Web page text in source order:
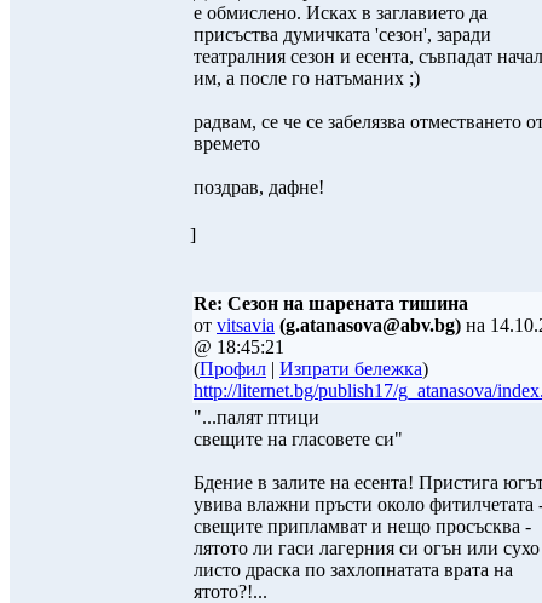
е обмислено. Исках в заглавието да
присъства думичката 'сезон', заради
театралния сезон и есента, съвпадат
им, а после го натъманих ;)
радвам, се че се забелязва отместването
времето
поздрав, дафне!
]
Re: Сезон на шарената тишина
от vitsavia (g.atanasova@abv.bg) на
@ 18:45:21
(Профил | Изпрати бележка)
http://liternet.bg/publish17/g_atanasova/
"...палят птици
свещите на гласовете си"
Бдение в залите на есента! Пристига
увива влажни пръсти около фитилчетата
свещите припламват и нещо просъсква -
лятото ли гаси лагерния си огън или сухо
листо драска по захлопнатата врата на
ятото?!...